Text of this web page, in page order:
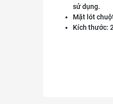
sử dụng.
Mặt lót
Kích thước: